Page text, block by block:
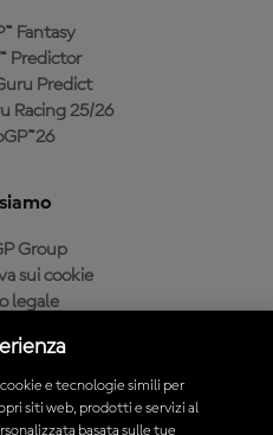
Fantasy
Predictor
Predict
Racing 25/26
Group
sui cookie
legale
di acquisto
e tecnologie simili per
siti web, prodotti e servizi al
basata sulle tue